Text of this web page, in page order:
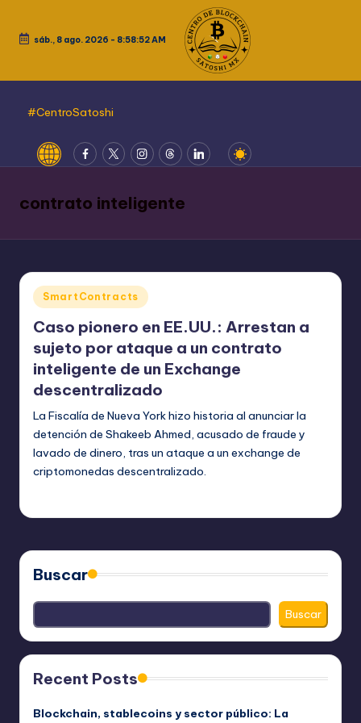
Saltar sáb., 8 ago. 2026 - 8:58:52 AM
#CentroSatoshi
Website
FcebookTwitterInstagramThreadsLinkedIn
contrato inteligente
Publicado
en
SmartContracts
Caso pionero en EE.UU.: Arrestan a
sujeto por ataque a un contrato
inteligente de un Exchange
descentralizado
La Fiscalía de Nueva York hizo historia al anunciar la
detención de Shakeeb Ahmed, acusado de fraude y
lavado de dinero, tras un ataque a un exchange de
criptomonedas descentralizado.
Buscar
Buscar
Recent Posts
Blockchain, stablecoins y sector público: La